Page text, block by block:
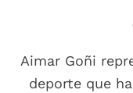
Aimar Goñi
deporte que